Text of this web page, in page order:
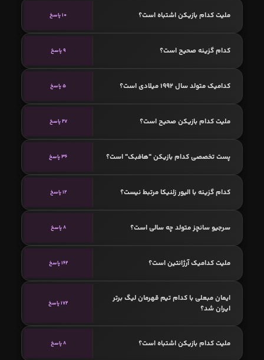
ملیت کدام بازیکن اشتباه است؟ 10 پاسخ
کدام گزینه صحیح است؟ 9 پاسخ
کدامیک متولد سال 1992 میلادی است؟ 5 پاسخ
ملیت کدام بازیکن صحیح است؟ 27 پاسخ
پست تخصصی کدام بازیکن "هافبک" است؟ 36 پاسخ
کدام گزینه با الیور زلنیکا مرتبط نیست؟ 12 پاسخ
سرجیو سانچز متولد چه سالی است؟ 8 پاسخ
ملیت کدامیک آرژانتین است؟ 162 پاسخ
ایمان مبعلی با کدام تیم قهرمان لیگ برتر
ایران شد؟
172 پاسخ
ملیت کدام بازیکن اشتباه است؟ 8 پاسخ